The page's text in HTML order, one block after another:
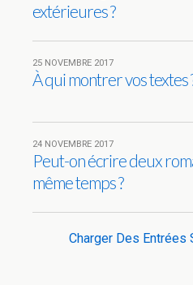
extérieures ?
25 NOVEMBRE 2017
À qui montrer vos textes
24 NOVEMBRE 2017
Peut-on écrire deux
même temps ?
Charger Des Entrées